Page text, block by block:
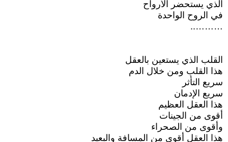
الذي يستحضر الأرواح
في الروح الواحدة
………..
القلب الذي يستعين بالعقل
هذا القلب ومن خلال الدم
سريع التأثر
سريع الإدمان
هذا العقل العظيم
أقوى من الجينات
وأقوى من الصحراء
هذا العقل أقوى من المسافة والبعيد